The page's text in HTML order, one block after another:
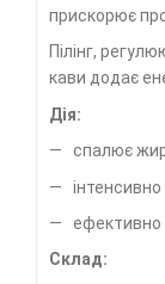
прискорює
Пілінг,
кави додає
Дія:
спалює
ефективно
Склад: